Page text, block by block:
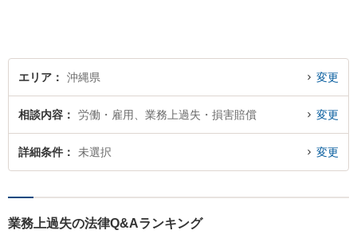
エリア 沖縄県 変更
相談内容 労働・雇用、業務上過失・損害賠償 変更
詳細条件 未選択 変更
業務上過失の法律Q&Aランキング